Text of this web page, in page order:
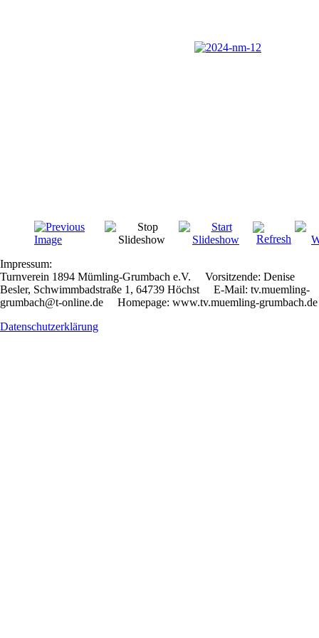
Impressum:
Turnverein 1894 Mümling-Grumbach e.V. Vorsitzende: Denise
Besler, Schwimmbadstraße 1, 64739 Höchst E-Mail: tv.muemling-
grumbach@t-online.de Homepage: www.tv.muemling-grumbach.de
Datenschutzerklärung